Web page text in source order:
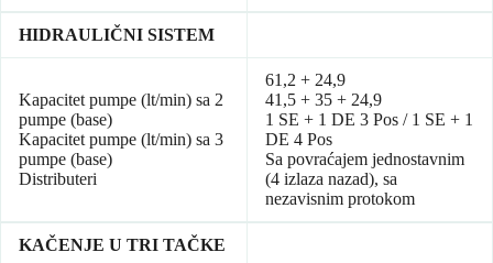
HIDRAULIČNI SISTEM
Kapacitet pumpe (lt/min) sa 2
pumpe (base)
Kapacitet pumpe (lt/min) sa 3
pumpe (base)
Distributeri
61,2 + 24,9
41,5 + 35 + 24,9
1 SE + 1 DE 3 Pos / 1 SE + 1
DE 4 Pos
Sa povraćajem jednostavnim
(4 izlaza nazad), sa
nezavisnim protokom
KAČENJE U TRI TAČKE